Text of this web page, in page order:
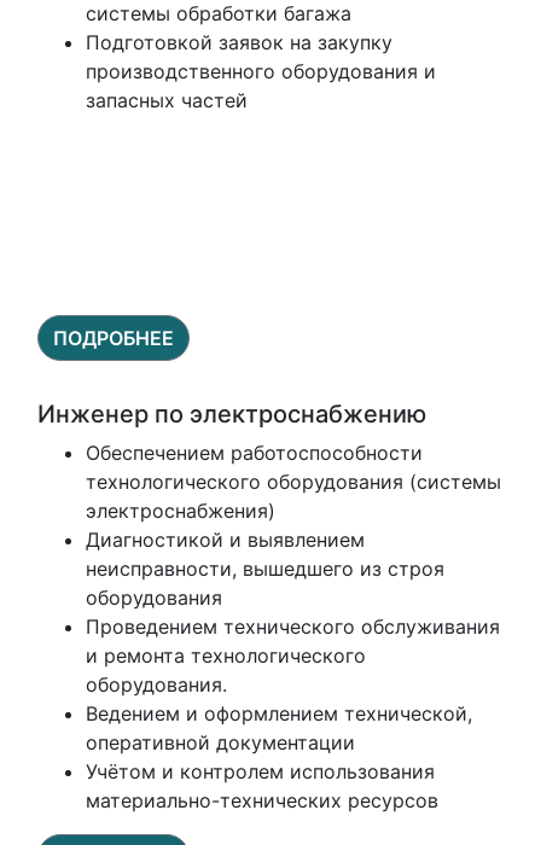
системы обработки багажа
Подготовкой заявок на закупку
производственного оборудования и
запасных частей
ПОДРОБНЕЕ
Инженер по электроснабжению
Обеспечением работоспособности
технологического оборудования (системы
электроснабжения)
Диагностикой и выявлением
неисправности, вышедшего из строя
оборудования
Проведением технического обслуживания
и ремонта технологического
оборудования.
Ведением и оформлением технической,
оперативной документации
Учётом и контролем использования
материально-технических ресурсов